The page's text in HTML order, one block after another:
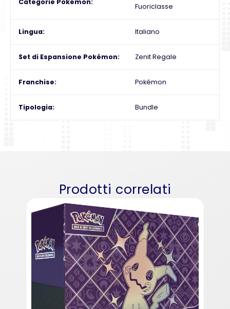
Fuoriclasse
Lingua Italiano
Set di Espansione Pokémon Zenit Regale
Franchise Pokémon
Tipologia Bundle
Prodotti correlati